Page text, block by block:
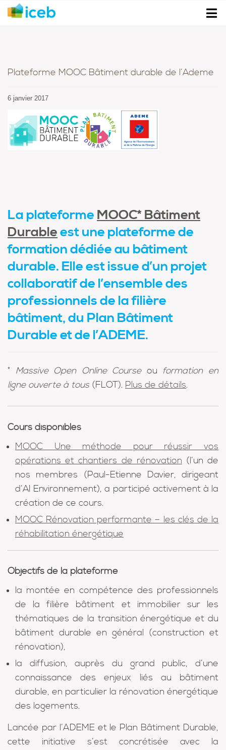
Plateforme MOOC Bâtiment durable de l’Ademe
6 janvier 2017
La plateforme MOOC* Bâtiment
Durableest une plateforme de
formation dédiée au bâtiment
durable. Elle est issue d’un projet
collaboratif de l’ensemble des
professionnels de la filière
bâtiment, du Plan Bâtiment
Durable et de l’ADEME.
* Massive Open Online Courseou formation en
ligne ouverte à tous (FLOT). Plus de détails.
Cours disponibles
MOOC Une méthode pour réussir vos
opérations et chantiers de rénovation (l’un de
nos membres (Paul-Etienne Davier, dirigeant
d’AI Environnement), a participé activement à la
création de ce cours.
MOOC Rénovation performante – les clés de la
réhabilitation énergétique
Objectifs de la plateforme
la montée en compétence des professionnels
de la filière bâtiment et immobilier sur les
thématiques de la transition énergétique et du
bâtiment durable en général (construction et
rénovation),
la diffusion, auprès du grand public, d’une
connaissance des enjeux liés au bâtiment
durable, en particulier la rénovation énergétique
des logements.
Lancée par l’ADEME et le Plan Bâtiment Durable,
cette initiative s’est concrétisée avec la